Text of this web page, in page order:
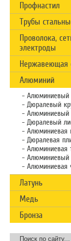
Профнастил
Трубы
Проволока,
электроды
Нержавеющая
Алюминий
Алюминиевый
Дюралевый
Алюминиевый
Дюралевый
Алюминиевая
Дюралевая
Алюминиевая
Алюминиевый
Алюминиевая
Латунь
Медь
Бронза